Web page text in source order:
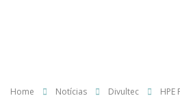
Home Notícias Divultec HPE